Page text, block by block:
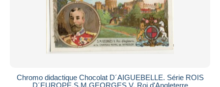
Chromo didactique Chocolat D´AIGUEBELLE. Série ROIS
D´EUROPE.S.M.GEORGES V. Roi d'Angleterre